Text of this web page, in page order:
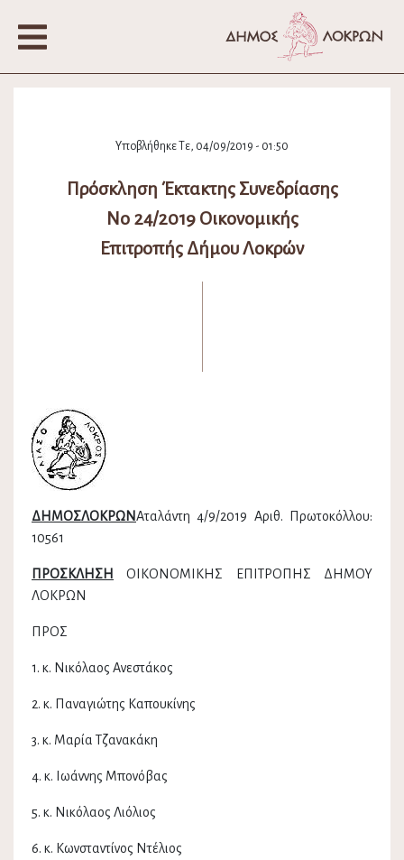
Υποβλήθηκε Τε, 04/09/2019 - 01:50
Πρόσκληση Έκτακτης Συνεδρίασης
Νο 24/2019 Οικονομικής
Επιτροπής Δήμου Λοκρών
ΔΗΜΟΣΛΟΚΡΩΝΑταλάντη 4/9/2019 Αριθ. Πρωτοκόλλου:
10561
ΠΡΟΣΚΛΗΣΗ
ΟΙΚΟΝΟΜΙΚΗΣ ΕΠΙΤΡΟΠΗΣ ΔΗΜΟΥ
ΛΟΚΡΩΝ
ΠΡΟΣ
1. κ. Νικόλαος Ανεστάκος
2. κ. Παναγιώτης Καπουκίνης
3. κ. Μαρία Τζανακάκη
4. κ. Ιωάννης Μπονόβας
5. κ. Νικόλαος Λιόλιος
6. κ. Κωνσταντίνος Ντέλιος